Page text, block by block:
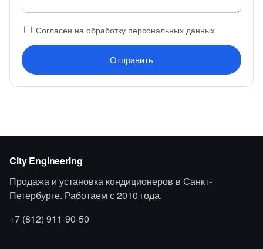
Согласен на обработку персональных данных
Отправить
City Engineering
Продажа и установка кондиционеров в Санкт-
Петербурге. Работаем с 2010 года.
+7 (812) 911-90-50